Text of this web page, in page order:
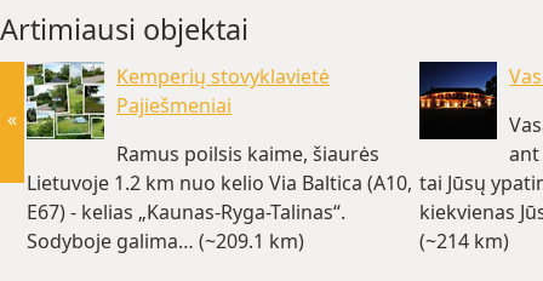
Artimiausi objektai
Kemperių stovyklavietė
Pajiešmeniai
Ramus poilsis kaime, šiaurės
Lietuvoje 1.2 km nuo kelio Via Baltica (A10,
E67) - kelias „Kaunas-Ryga-Talinas“.
Sodyboje galima… (~209.1 km)
ant
tai Jūsų
kiekvienas
(~214 km)
«